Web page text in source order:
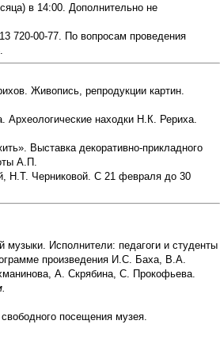
в 14:00. Дополнительно не
720-00-77. По вопросам проведения
Живопись, репродукции картин.
Археологические находки Н.К. Рериха.
Выставка декоративно-прикладного
А.П.
Н.Т. Черниковой. С 21 февраля до 30
музыки. Исполнители: педагоги и студенты
произведения И.С. Баха, В.А.
А. Скрябина, С. Прокофьева.
посещения музея.